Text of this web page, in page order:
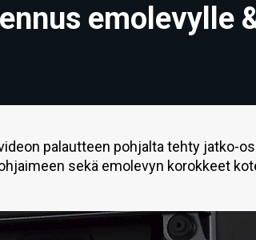
emolevylle
palautteen pohjalta tehty jatko-
sekä emolevyn korokkeet